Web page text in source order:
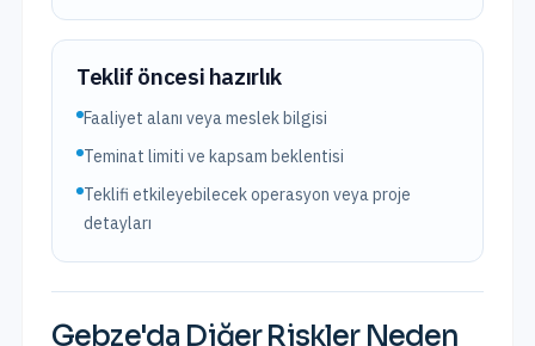
Teklif öncesi hazırlık
Faaliyet alanı veya meslek bilgisi
Teminat limiti ve kapsam beklentisi
Teklifi etkileyebilecek operasyon veya proje
detayları
Gebze'da Diğer RisklerNeden